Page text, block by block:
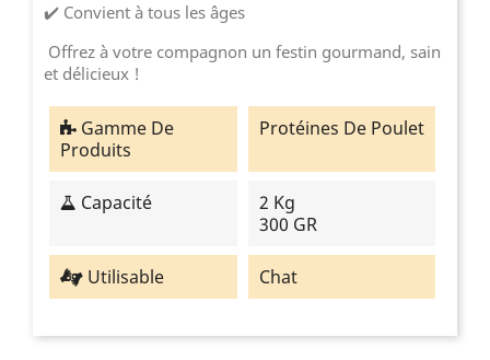
✔️ Convient à tous les âges
Offrez à votre compagnon un festin gourmand, sain
et délicieux !
Gamme De
Produits
Protéines De Poulet
Capacité
2 Kg
300 GR
Utilisable Chat